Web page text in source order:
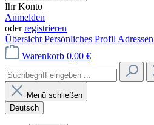
Ihr Konto
Anmelden
oderregistrieren
Übersicht Persönliches Profil Adressen
Warenkorb 0,00 €
Menü schließen
Deutsch